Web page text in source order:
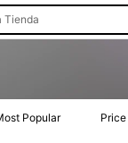
Tienda
Popular Price